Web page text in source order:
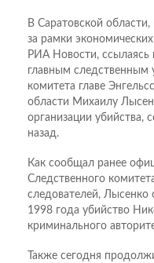
В Саратовской
за рамки
РИА Новости, ссылаясь
главным следственным
комитета главе
области Михаилу
организации убийства,
назад.
Как сообщал ранее
Следственного
следователей, Лысенко
1998 года убийство
криминального
Также сегодня